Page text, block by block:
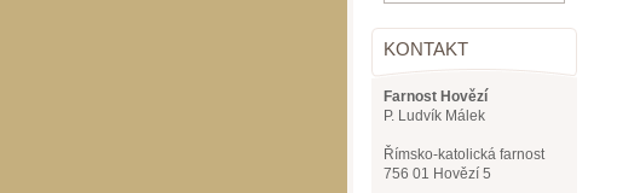
KONTAKT
Farnost Hovězí
P. Ludvík Málek
Římsko-katolická farnost
756 01 Hovězí 5